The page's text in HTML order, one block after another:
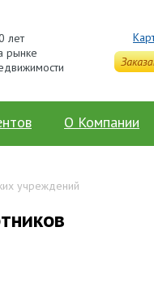
лет
рынке
О Компании
учреждений